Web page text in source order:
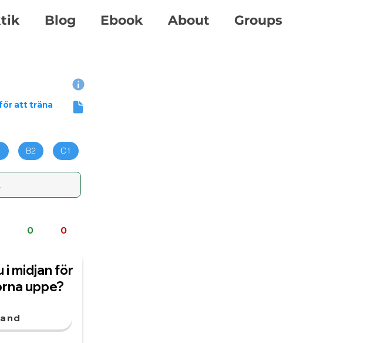
Blog Ebook About Groups
att träna
B2 C1
0 0
i midjan för
uppe?